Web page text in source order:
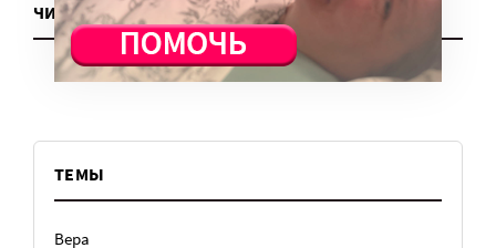
ЧИТАТЬ ЕЩЕ
ТЕМЫ
Вера